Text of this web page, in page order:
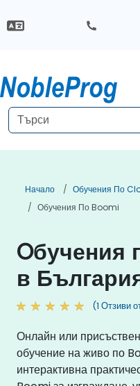
Начало
Обучения По
Обучения По Boomi
Oбучения
в
(1 Отзиви
Онлайн или
обучение на живо по
интерактивна